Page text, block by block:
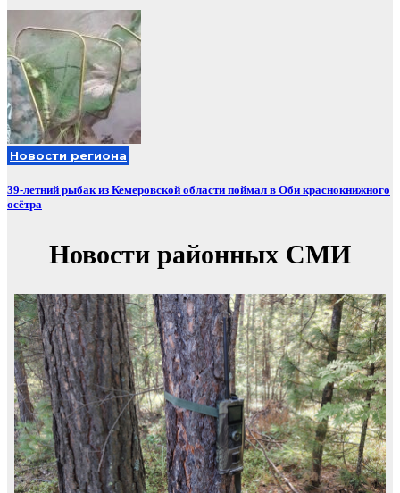
Новости региона
39-летний рыбак из Кемеровской области поймал в Оби краснокнижного
осётра